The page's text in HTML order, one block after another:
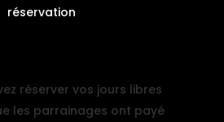
réservation
réserver vos jours libres
les parrainages ont payé